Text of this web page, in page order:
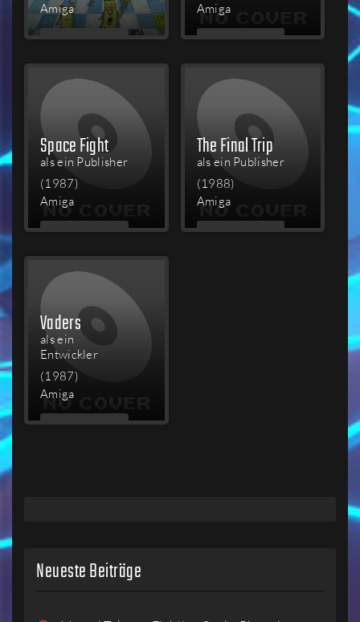
Amiga
MEHR
Amiga
MEHR
Space Fight
als ein Publisher
(1987)
Amiga
MEHR
The Final Trip
als ein Publisher
(1988)
Amiga
MEHR
Vaders
als ein
Entwickler
(1987)
Amiga
MEHR
Neueste Beiträge